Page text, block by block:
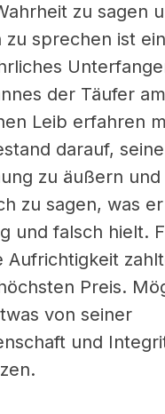
zu sagen
zu sprechen ist ein
der Täufer am
Leib erfahren
darauf, seine
zu äußern und
zu sagen, was
und falsch hielt.
Aufrichtigkeit
Preis.
von seiner
und